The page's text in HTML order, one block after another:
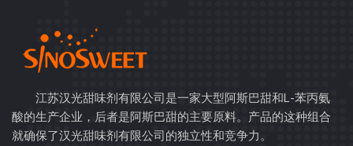
江苏汉光甜味剂有限公司是一家大型阿斯巴甜和L-苯丙氨
酸的生产企业，后者是阿斯巴甜的主要原料。产品的这种组合
就确保了汉光甜味剂有限公司的独立性和竞争力。